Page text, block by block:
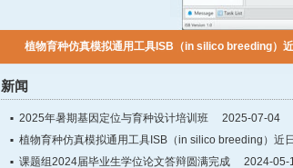
2025年暑期基因定位与育种设计培训班
植物育种仿真模拟通用工具ISB（in silico breeding）
新闻
2025年暑期基因定位与育种设计培训班
2025-07-04
植物育种仿真模拟通用工具ISB（in silico breeding）近
课题组2024届毕业生学位论文答辩圆满完成
2024-05-